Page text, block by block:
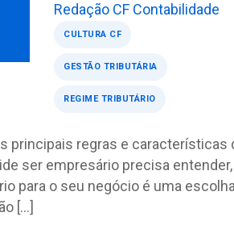
Redação CF Contabilidade
CULTURA CF
GESTÃO TRIBUTÁRIA
REGIME TRIBUTÁRIO
principais regras e características
ser empresário precisa
para o seu negócio é uma
[…]